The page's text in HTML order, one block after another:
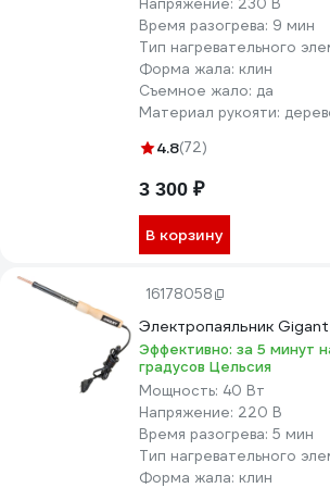
Напряжение: 230 В
Время разогрева: 9 мин
Тип нагревательного
Форма жала: клин
Съемное жало: да
Материал рукояти:
4.8(72)
3 300 ₽
В корзину
16178058
Электропаяльник
Эффективно: за 5 минут
градусов Цельсия
Мощность: 40 Вт
Напряжение: 220 В
Время разогрева: 5 мин
Тип нагревательного
Форма жала: клин